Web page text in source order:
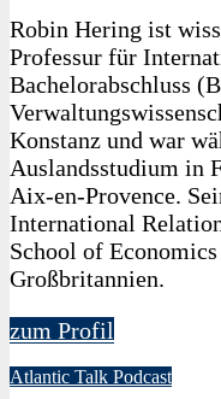
Robin Hering ist
Professur für
Bachelorabschluss
Konstanz und war
Auslandsstudium in
Aix-en-Provence.
International
School of
Großbritannien.
zum Profil
Atlantic Talk Podcast